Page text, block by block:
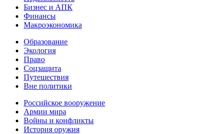
Бизнес и АПК
Финансы
Макроэкономика
Образование
Экология
Право
Соцзащита
Путешествия
Вне политики
Российское вооружение
Армии мира
Войны и конфликты
История оружия